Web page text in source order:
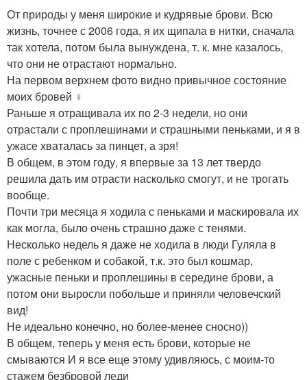
От природы у меня широкие и кудрявые брови. Всю
жизнь, точнее с 2006 года, я их щипала в нитки, сначала
так хотела, потом была вынуждена, т. к. мне казалось,
что они не отрастают нормально.
На первом верхнем фото видно привычное состояние
моих бровей ♀️
Раньше я отращивала их по 2-3 недели, но они
отрастали с проплешинами и страшными пеньками, и я в
ужасе хваталась за пинцет, а зря!
В общем, в этом году, я впервые за 13 лет твердо
решила дать им отрасти насколько смогут, и не трогать
вообще.
Почти три месяца я ходила с пеньками и маскировала их
как могла, было очень страшно даже с тенями.
Несколько недель я даже не ходила в люди Гуляла в
поле с ребенком и собакой, т.к. это был кошмар,
ужасные пеньки и проплешины в середине брови, а
потом они выросли побольше и приняли человечский
вид!
Не идеально конечно, но более-менее сносно))
В общем, теперь у меня есть брови, которые не
смываются И я все еще этому удивляюсь, с моим-то
стажем безбровой леди